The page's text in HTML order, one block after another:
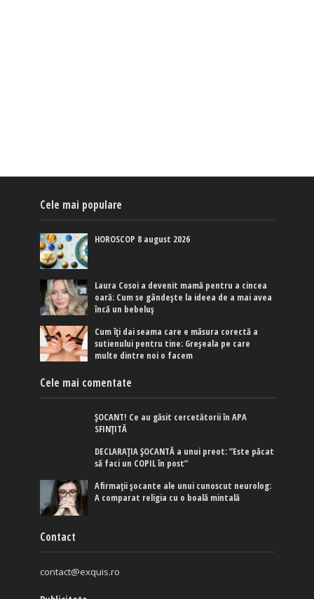
Cele mai populare
HOROSCOP 8 august 2026
Laura Cosoi a devenit mamă pentru a cincea
oară: Cum se gândește la ideea de a mai avea
încă un bebeluș
Cum îți dai seama care e măsura corectă a
sutienului pentru tine: Greșeala pe care
multe dintre noi o facem
Cele mai comentate
ȘOCANT! Ce au găsit cercetătorii în APA
SFINȚITĂ
DECLARAȚIA ȘOCANTĂ a unui preot: ”Este păcat
să faci un COPIL în post”
Afirmaţii şocante ale unui cunoscut neurolog:
A comparat religia cu o boală mintală
Contact
contact@exquis.ro